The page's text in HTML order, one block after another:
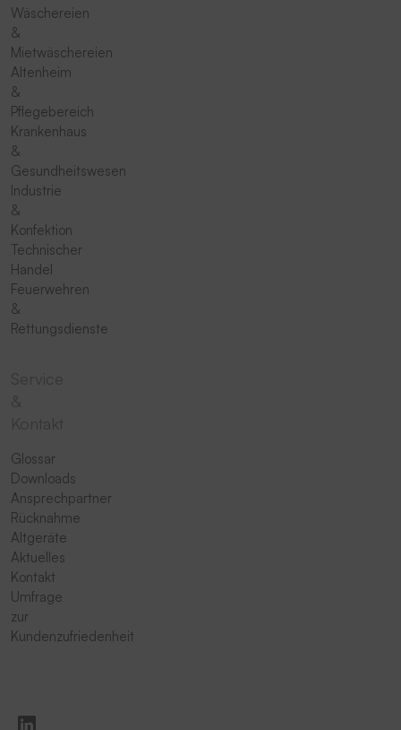
Wäschereien
&
Mietwäschereien
Altenheim
&
Pflegebereich
Krankenhaus
&
Gesundheitswesen
Industrie
&
Konfektion
Technischer
Handel
Feuerwehren
&
Rettungsdienste
Glossar
Downloads
Ansprechpartner
Rücknahme
Altgeräte
Aktuelles
Kontakt
Umfrage
zur
Kundenzufriedenheit